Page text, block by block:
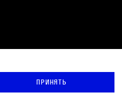
персональных
cookie
Принять